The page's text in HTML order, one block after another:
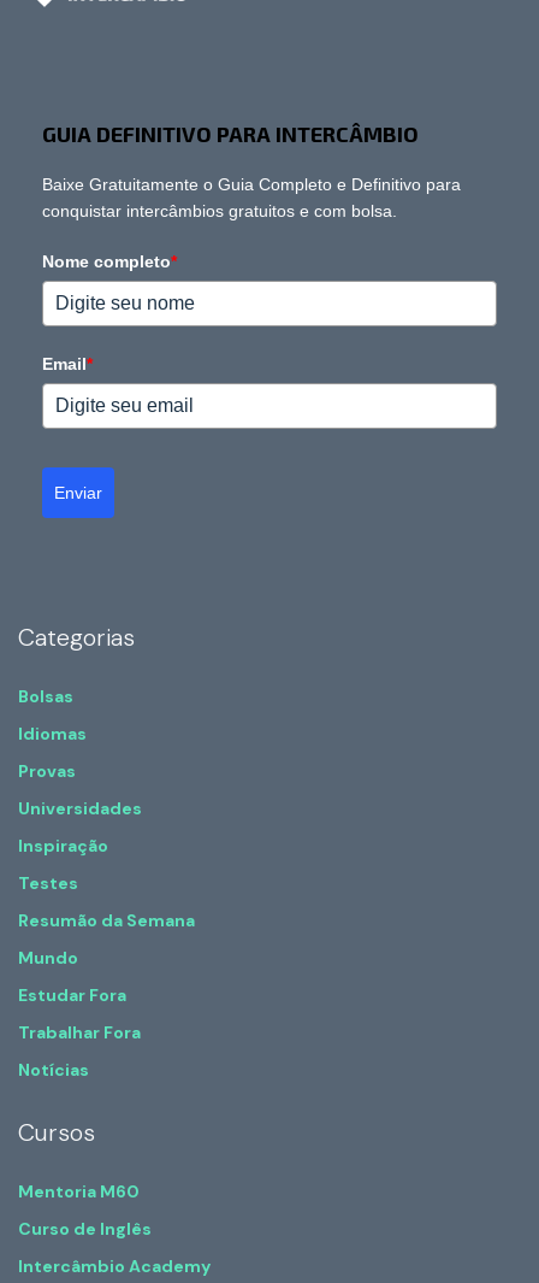
GUIA DEFINITIVO PARA INTERCÂMBIO
Baixe Gratuitamente o Guia Completo e Definitivo para
conquistar intercâmbios gratuitos e com bolsa.
Nome completo*
Email*
Enviar
Categorias
Bolsas
Idiomas
Provas
Universidades
Inspiração
Testes
Resumão da Semana
Mundo
Estudar Fora
Trabalhar Fora
Notícias
Cursos
Mentoria M60
Curso de Inglês
Intercâmbio Academy